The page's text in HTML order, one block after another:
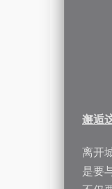
邂逅
离开
是要